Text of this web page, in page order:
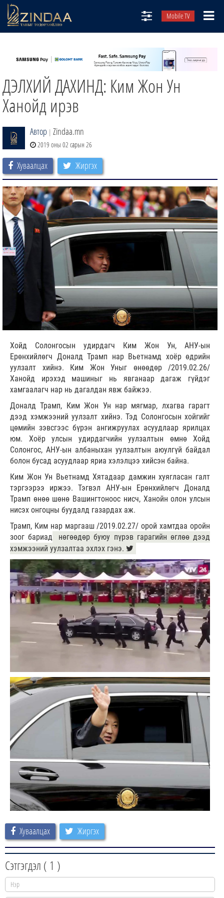
Mobile TV
ТВ8
ӨГЛӨӨНИЙ СОНИН
АУДИО ЗОХИОЛ
ЗИНДАА СЭТГҮҮЛ
ДЭЛХИЙ ДАХИНД: Ким Жон Ун
Ханойд ирэв
Автор | Zindaa.mn
2019 оны 02 сарын 26
Хуваалцах Жиргэх
Хойд Солонгосын удирдагч Ким Жон Ун, АНУ-ын
Ерөнхийлөгч Доналд Трамп нар Вьетнамд хоёр өдрийн
уулзалт хийнэ. Ким Жон Уныг өнөөдөр /2019.02.26/
Ханойд ирэхэд машиныг нь явганаар дагаж гүйдэг
хамгаалагч нар нь дагалдан явж байжээ.
Доналд Трамп, Ким Жон Ун нар мягмар, лхагва гарагт
дээд хэмжээний уулзалт хийнэ. Тэд Солонгосын хойгийг
цөмийн зэвсгээс бүрэн ангижруулах асуудлаар ярилцах
юм. Хоёр улсын удирдагчийн уулзалтын өмнө Хойд
Солонгос, АНУ-ын албаныхан уулзалтын аюулгүй байдал
болон бусад асуудлаар яриа хэлэлцээ хийсэн байна.
Ким Жон Ун Вьетнамд Хятадаар дамжин хуягласан галт
тэргээрээ иржээ. Тэгвэл АНУ-ын Ерөнхийлөгч Доналд
Трамп өнөө шөнө Вашингтоноос нисч, Ханойн олон улсын
нисэх онгоцны буудалд газардах аж.
Трамп, Ким нар маргааш /2019.02.27/ орой хамтдаа оройн
зоог бариад
нөгөөдөр буюу пүрэв гарагийн өглөө дээд
хэмжээний уулзалтаа эхлэх гэнэ.
Хуваалцах Жиргэх
Сэтгэгдэл ( 1 )